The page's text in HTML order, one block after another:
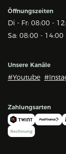
Öffnungszeiten
Di - Fr: 08:00 -
Sa: 08:00 - 14:00
Unsere Kanäle
#Youtube
Zahlungsarten